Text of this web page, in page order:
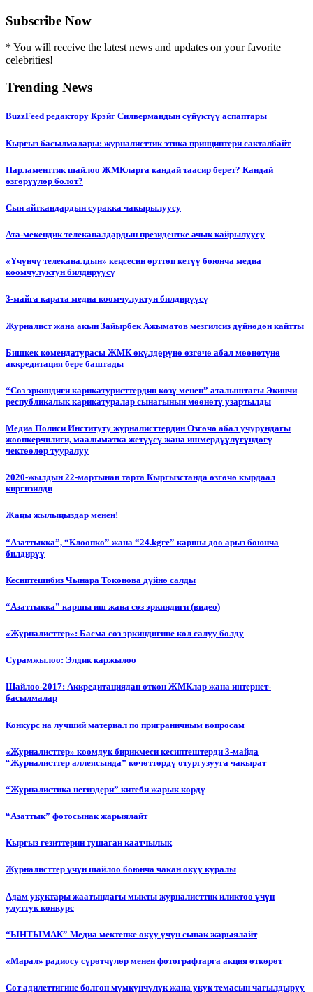
Subscribe Now
* You will receive the latest news and updates on your favorite
celebrities!
Trending News
BuzzFeed редактору Крэйг Силвермандын сүйүктүү аспаптары
Кыргыз басылмалары: журналисттик этика принциптери сакталбайт
Парламенттик шайлоо ЖМКларга кандай таасир берет? Кандай
өзгөрүүлөр болот?
Сын айткандардын суракка чакырылуусу
Ата-мекендик телеканалдардын президентке ачык кайрылуусу
«Үчүнчү телеканалдын» кеңсесин өрттөп кетүү боюнча медиа
коомчулуктун билдирүүсү
3-майга карата медиа коомчулуктун билдирүүсү
Журналист жана акын Зайырбек Ажыматов мезгилсиз дүйнөдөн кайтты
Бишкек комендатурасы ЖМК өкүлдөрүнө өзгөчө абал мөөнөтүнө
аккредитация бере баштады
“Сөз эркиндиги карикатуристтердин көзү менен” аталыштагы Экинчи
республикалык карикатуралар сынагынын мөөнөтү узартылды
Медиа Полиси Институту журналисттердин Өзгөчө абал учурундагы
жоопкерчилиги, маалыматка жетүүсү жана ишмердүүлүгүндөгү
чектөөлөр тууралуу
2020-жылдын 22-мартынан тарта Кыргызстанда өзгөчө кырдаал
киргизилди
Жаңы жылыңыздар менен!
“Азаттыкка”, “Клоопко” жана “24.kgге” каршы доо арыз боюнча
билдирүү
Кесиптешибиз Чынара Токонова дүйнө салды
“Азаттыкка” каршы иш жана сөз эркиндиги (видео)
«Журналисттер»: Басма сөз эркиндигине кол салуу болду
Сурамжылоо: Элдик каржылоо
Шайлоо-2017: Аккредитациядан өткөн ЖМКлар жана интернет-
басылмалар
Конкурс на лучший материал по приграничным вопросам
«Журналисттер» коомдук бирикмеси кесиптештерди 3-майда
“Журналисттер аллеясында” көчөттөрдү отургузууга чакырат
“Журналистика негиздери” китеби жарык көрдү
“Азаттык” фотосынак жарыялайт
Кыргыз гезиттерин тушаган каатчылык
Журналисттер үчүн шайлоо боюнча чакан окуу куралы
Адам укуктары жаатындагы мыкты журналисттик иликтөө үчүн
улуттук конкурс
“ЫНТЫМАК” Медиа мектепке окуу үчүн сынак жарыялайт
«Марал» радиосу сүрөтчүлөр менен фотографтарга акция өткөрөт
Сот адилеттигине болгон мүмкүнчүлүк жана укук темасын чагылдыруу